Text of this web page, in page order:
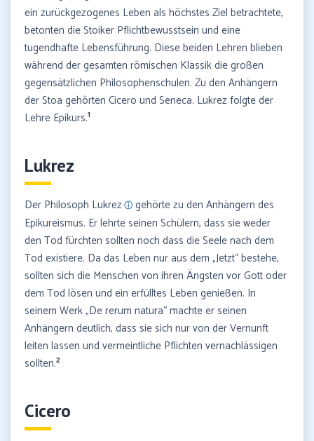
ein zurückgezogenes Leben als höchstes Ziel betrachtete,
betonten die Stoiker Pflichtbewusstsein und eine
tugendhafte Lebensführung. Diese beiden Lehren blieben
während der gesamten römischen Klassik die großen
gegensätzlichen Philosophenschulen. Zu den Anhängern
der Stoa gehörten Cicero und Seneca. Lukrez folgte der
Lehre Epikurs.1
Lukrez
Der Philosoph Lukrez
gehörte zu den Anhängern des
Epikureismus. Er lehrte seinen Schülern, dass sie weder
den Tod fürchten sollten noch dass die Seele nach dem
Tod existiere. Da das Leben nur aus dem „Jetzt“ bestehe,
sollten sich die Menschen von ihren Ängsten vor Gott oder
dem Tod lösen und ein erfülltes Leben genießen. In
seinem Werk „De rerum natura“ machte er seinen
Anhängern deutlich, dass sie sich nur von der Vernunft
leiten lassen und vermeintliche Pflichten vernachlässigen
sollten.2
Cicero